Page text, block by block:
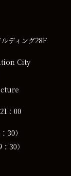
ディング28F
City
：00
30）
30）